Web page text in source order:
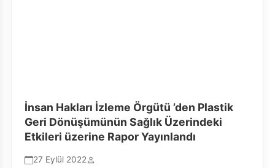
İnsan Hakları İzleme Örgütü ’den Plastik
Geri Dönüşümünün Sağlık Üzerindeki
Etkileri üzerine Rapor Yayınlandı
27 Eylül 2022